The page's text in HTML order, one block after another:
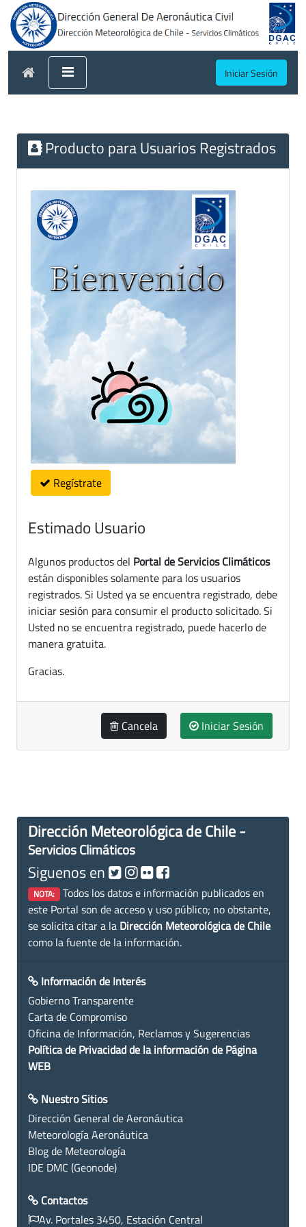
Iniciar Sesión
Producto para Usuarios Registrados
Regístrate
Estimado Usuario
Algunos productos del Portal de Servicios Climáticos
están disponibles solamente para los usuarios
registrados. Si Usted ya se encuentra registrado, debe
iniciar sesión para consumir el producto solicitado. Si
Usted no se encuentra registrado, puede hacerlo de
manera gratuita.
Gracias.
Cancela Iniciar Sesión
Dirección Meteorológica de Chile -
Servicios Climáticos
Siguenos en
NOTA: Todos los datos e información publicados en
este Portal son de acceso y uso público; no obstante,
se solicita citar a la Dirección Meteorológica de Chile
como la fuente de la información.
Información de Interés
Gobierno Transparente
Carta de Compromiso
Oficina de Información, Reclamos y Sugerencias
Política de Privacidad de la información de Página
WEB
Nuestro Sitios
Dirección General de Aeronáutica
Meteorología Aeronáutica
Blog de Meteorología
IDE DMC (Geonode)
Contactos
Av. Portales 3450, Estación Central